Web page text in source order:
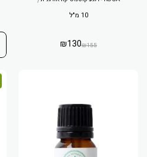
10 מ"ל
₪155
₪130